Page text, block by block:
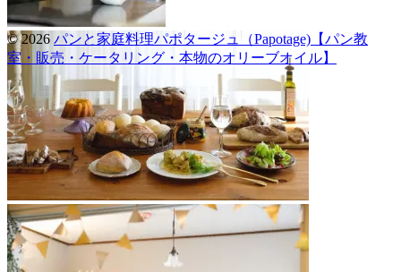
© 2026 パンと家庭料理パポタージュ（Papotage)【パン教
室・販売・ケータリング・本物のオリーブオイル】